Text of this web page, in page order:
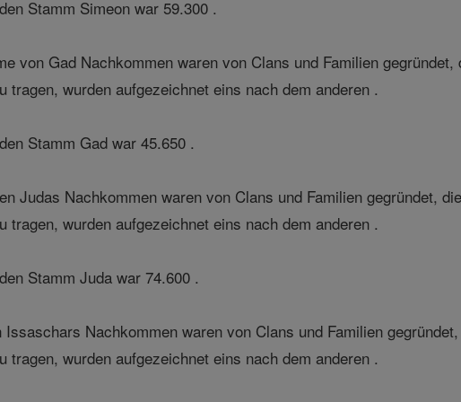
Stamm Simeon war 59.300 .
von Gad Nachkommen waren von Clans und Familien
tragen, wurden aufgezeichnet eins nach dem anderen .
Stamm Gad war 45.650 .
Judas Nachkommen waren von Clans und Familien gegründet,
tragen, wurden aufgezeichnet eins nach dem anderen .
Stamm Juda war 74.600 .
Nachkommen waren von Clans und Familien
tragen, wurden aufgezeichnet eins nach dem anderen .